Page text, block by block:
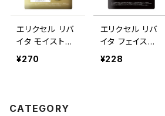
エリクセル リバ
イタ モイストフ
ェイスマスク 1枚
¥270
エリクセル リバ
イタ フェイスマ
スク 1枚
¥228
CATEGORY